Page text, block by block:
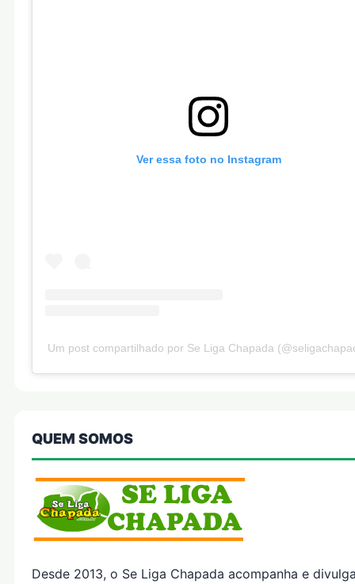
Ver essa foto no Instagram
Um post compartilhado por Se Liga Chapada
QUEM SOMOS
Desde 2013, o Se Liga Chapada acompanha e